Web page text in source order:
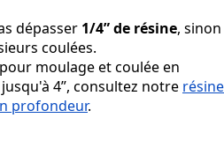
dépasser 1/4” de résine, sinon
coulées.
moulage et coulée en
4”, consultez notre résine
profondeur.